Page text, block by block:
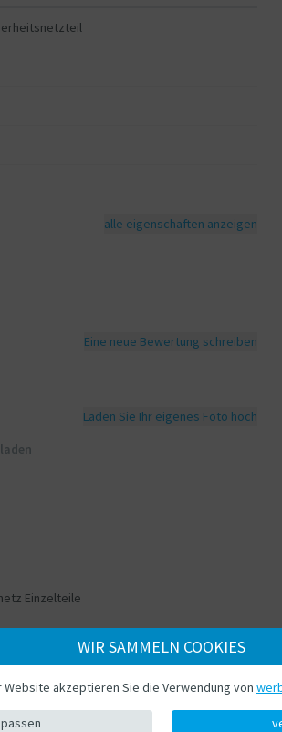
alle eigenschaften anzeigen
Eine neue Bewertung schreiben
Laden Sie Ihr eigenes Foto hoch
Einzelteile
WIR SAMMELN COOKIES
akzeptieren Sie die Verwendung von